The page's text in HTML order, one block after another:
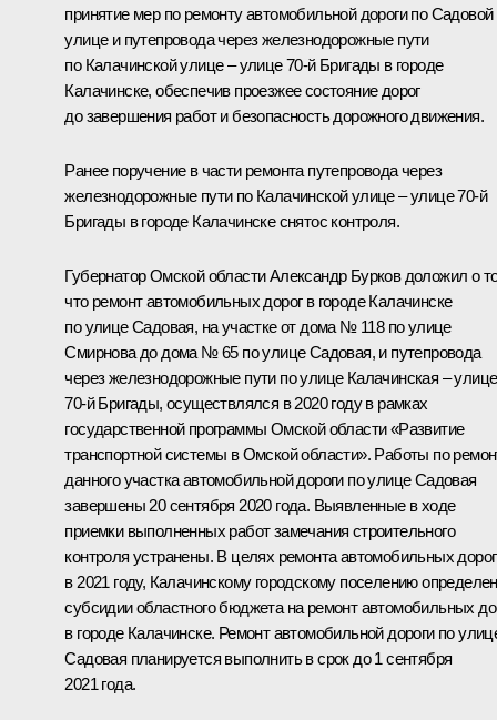
принятие мер по ремонту автомобильной дороги по Садовой
улице и путепровода через железнодорожные пути
по Калачинской улице – улице 70-й Бригады в городе
Калачинске, обеспечив проезжее состояние дорог
до завершения работ и безопасность дорожного движения.
Ранее поручение в части ремонта путепровода через
железнодорожные пути по Калачинской улице – улице 70-й
Бригады в городе Калачинске снятос контроля.
Губернатор Омской области Александр Бурков доложил о
что ремонт автомобильных дорог в городе Калачинске
по улице Садовая, на участке от дома № 118 по улице
Смирнова до дома № 65 по улице Садовая, и путепровода
через железнодорожные пути по улице Калачинская – улице
70-й Бригады, осуществлялся в 2020 году в рамках
государственной программы Омской области «Развитие
транспортной системы в Омской области». Работы по
данного участка автомобильной дороги по улице Садовая
завершены 20 сентября 2020 года. Выявленные в ходе
приемки выполненных работ замечания строительного
контроля устранены. В целях ремонта автомобильных дорог
в 2021 году, Калачинскому городскому поселению
субсидии областного бюджета на ремонт автомобильных
в городе Калачинске. Ремонт автомобильной дороги по
Садовая планируется выполнить в срок до 1 сентября
2021 года.